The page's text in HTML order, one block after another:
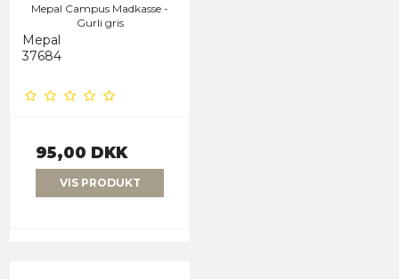
Mepal Campus Madkasse -
Gurli gris
Mepal
37684
95,00 DKK
VIS PRODUKT